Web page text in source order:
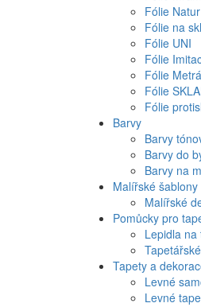
Fólie
Fólie na
Fólie UNI
Fólie
Fólie
Fólie
Fólie
Barvy
Barvy
Barvy do
Barvy na
Malířské šablony
Malířské
Pomůcky pro
Lepidla na
Tapety a
Levné
Levné